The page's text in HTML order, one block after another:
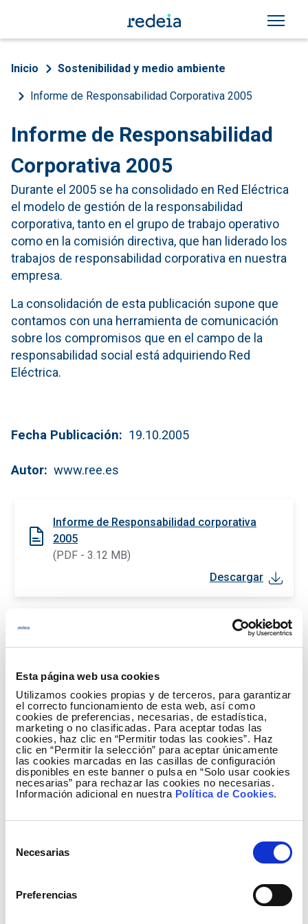
Esta página web usa cookies
Utilizamos cookies propias y de terceros, para garantizar
el correcto funcionamiento de esta web, así como
cookies de preferencias, necesarias, de estadística,
marketing o no clasificadas. Para aceptar todas las
cookies, haz clic en “Permitir todas las cookies”. Haz
clic en “Permitir la selección” para aceptar únicamente
las cookies marcadas en las casillas de configuración
disponibles en este banner o pulsa en “Solo usar cookies
necesarias” para rechazar las cookies no necesarias.
Información adicional en nuestra Política de Cookies.
Necesarias
Preferencias
Sobrescribir enlaces de
Inicio Sostenibilidad y medio ambiente
Informe de Responsabilidad Corporativa 2005
Informe de Responsabilidad
Corporativa 2005
Durante el 2005 se ha consolidado en Red Eléctrica
el modelo de gestión de la responsabilidad
corporativa, tanto en el grupo de trabajo operativo
como en la comisión directiva, que han liderado los
trabajos de responsabilidad corporativa en nuestra
empresa.
La consolidación de esta publicación supone que
contamos con una herramienta de comunicación
sobre los compromisos que en el campo de la
responsabilidad social está adquiriendo Red
Eléctrica.
Fecha Publicación 19.10.2005
Autor www.ree.es
Informe de Responsabilidad corporativa
2005
(PDF - 3.12 MB)
Descargar